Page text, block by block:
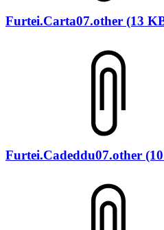
Furtei.Carta07.other (13
Furtei.Cadeddu07.other